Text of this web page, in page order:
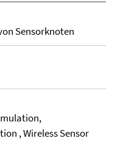
Sensorknoten
, Wireless Sensor